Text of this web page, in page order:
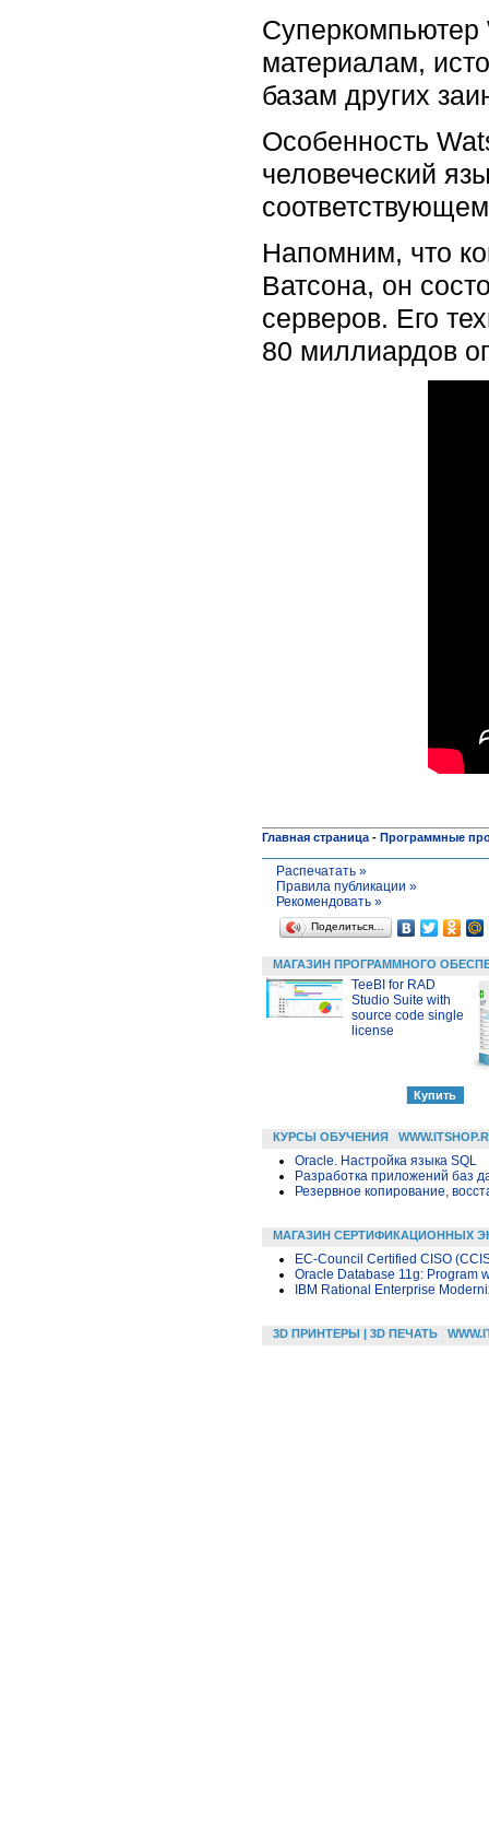
Суперкомпьютер
материалам,
базам других
Особенность
человеческий
Напомним, что
Ватсона, он
серверов. Его
80 миллиардов
Главная страница - Программные
Распечатать »
Правила публикации »
Рекомендовать »
Поделиться…
МАГАЗИН ПРОГРАММНОГО
TeeBI for RAD
Studio Suite with
source code single
license
КУРСЫ ОБУЧЕНИЯ
Oracle. Настройка языка SQL
Разработка приложений баз
Резервное копирование,
МАГАЗИН СЕРТИФИКАЦИОННЫХ
EC-Council Certified CISO
Oracle Database 11g: Program
IBM Rational Enterprise
3D ПРИНТЕРЫ | 3D ПЕЧАТЬ